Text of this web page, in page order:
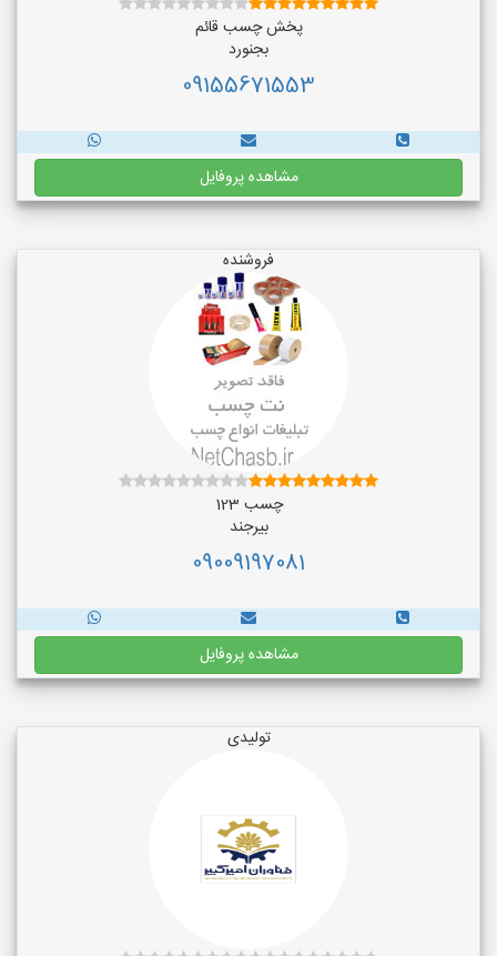
پخش چسب قائم
بجنورد
09155671553
مشاهده پروفایل
فروشنده
چسب 123
بیرجند
09009197081
مشاهده پروفایل
تولیدی